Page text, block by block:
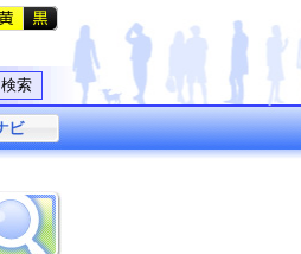
検索